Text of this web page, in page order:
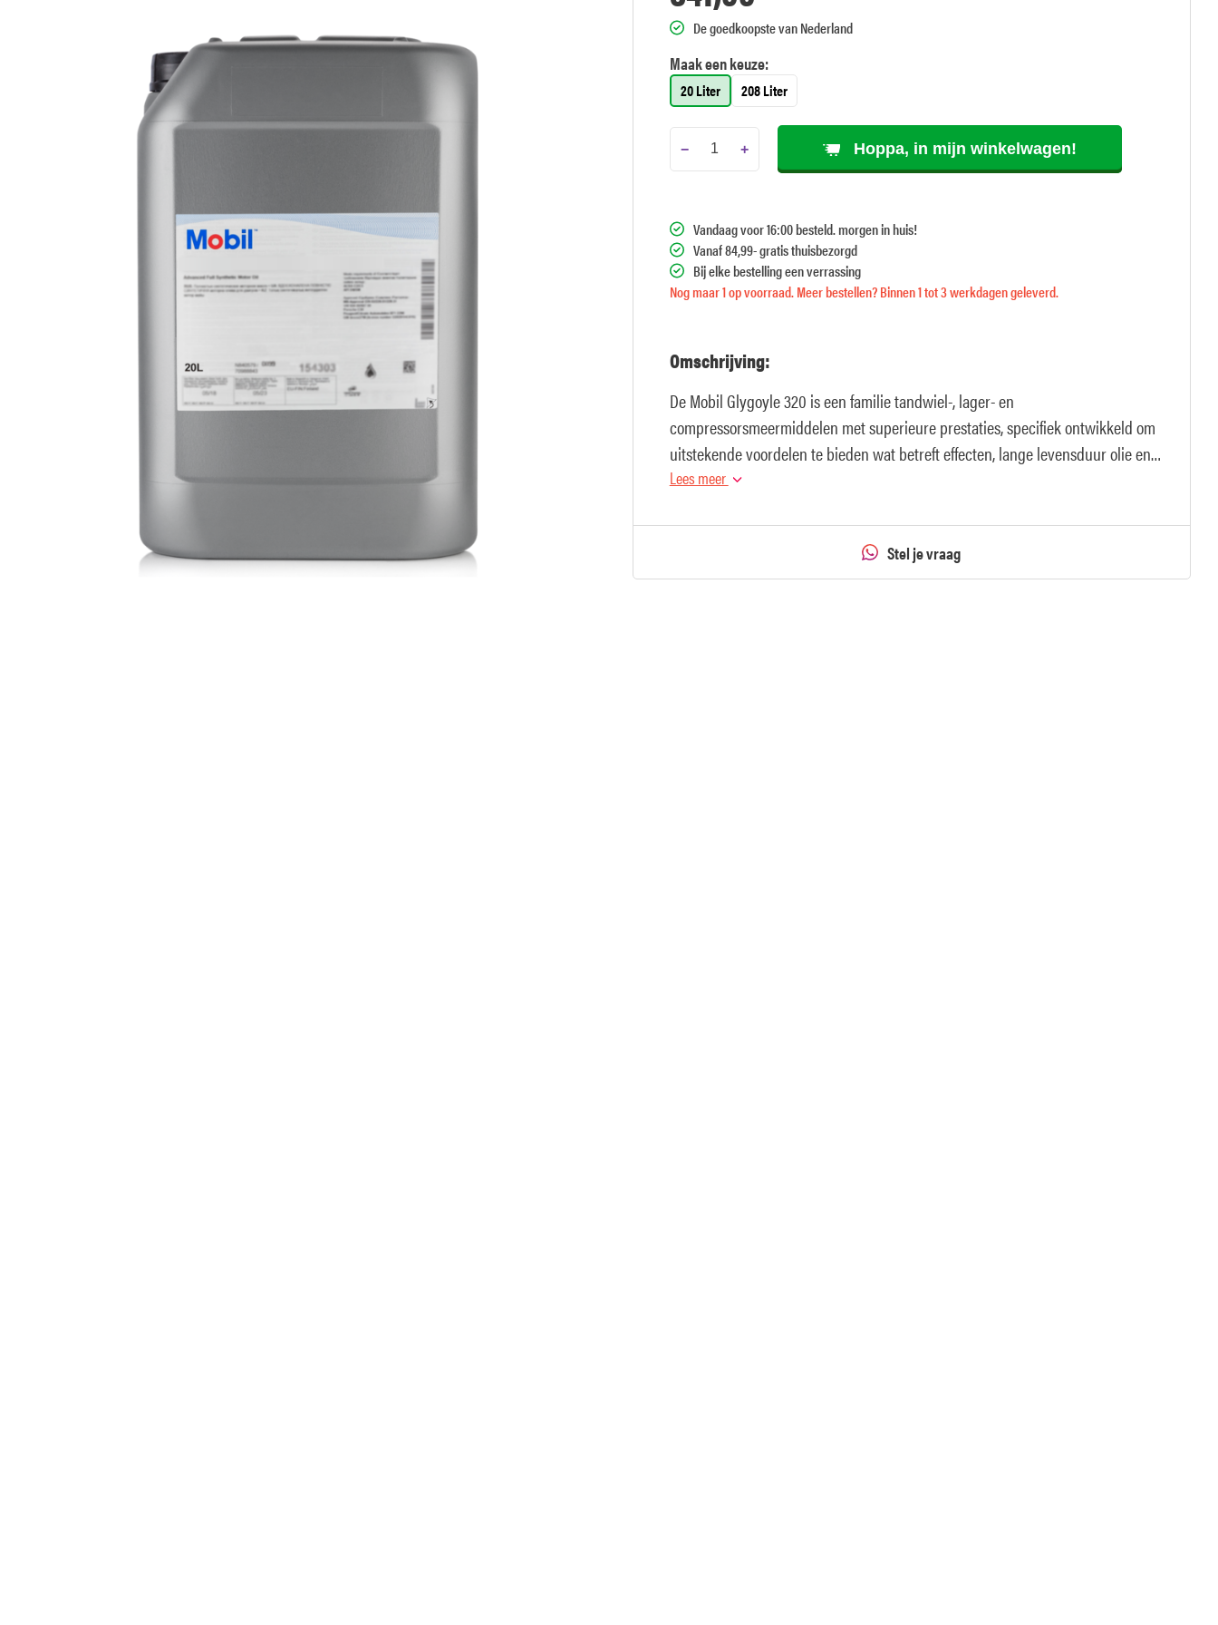
De goedkoopste van Nederland
Maak een keuze:
20 Liter 208 Liter
− + Hoppa, in mijn winkelwagen!
Vandaag voor 16:00 besteld. morgen in huis!
Vanaf 84,99- gratis thuisbezorgd
Bij elke bestelling een verrassing
Nog maar 1 op voorraad. Meer bestellen? Binnen 1 tot 3 werkdagen geleverd.
Omschrijving:
De Mobil Glygoyle 320 is een familie tandwiel-, lager- en
compressorsmeermiddelen met superieure prestaties, specifiek ontwikkeld om
uitstekende voordelen te bieden wat betreft effecten, lange levensduur olie en
bescherming van machines.
Lees meer
Stel je vraag